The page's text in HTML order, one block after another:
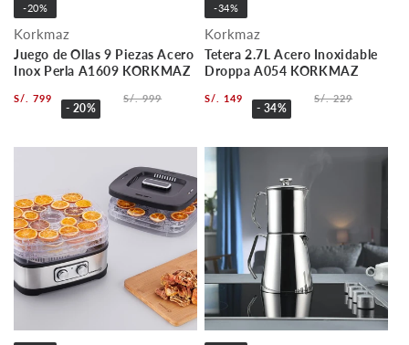
-20%
Korkmaz
Juego de Ollas 9 Piezas Acero
Inox Perla A1609 KORKMAZ
S/. 799
- 20%
S/. 999
-34%
Korkmaz
Tetera 2.7L Acero Inoxidable
Droppa A054 KORKMAZ
S/. 149
- 34%
S/. 229